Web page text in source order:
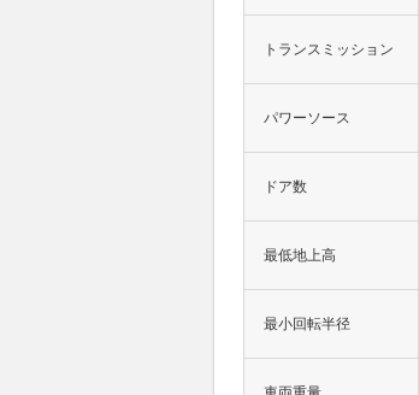
トランスミッション
パワーソース
ドア数
最低地上高
最小回転半径